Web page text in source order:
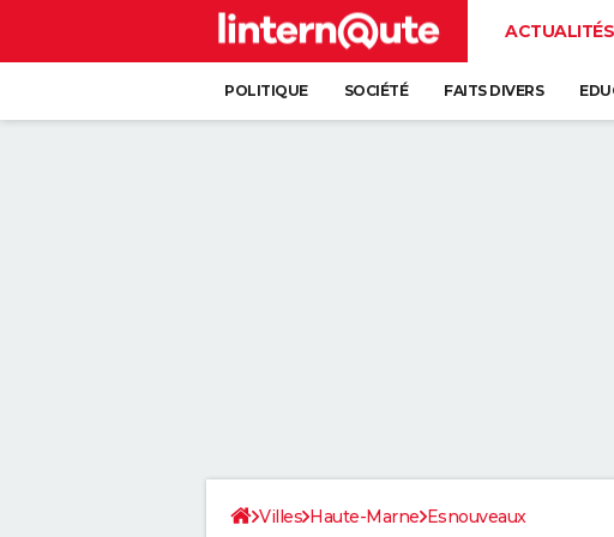
ACTUALITÉS
POLITIQUE SOCIÉTÉ FAITS DIVERS
Villes Haute-Marne Esnouveaux